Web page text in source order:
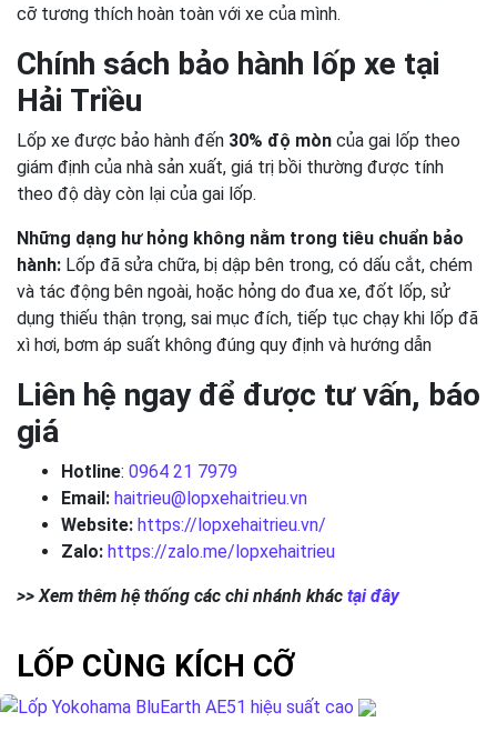
cỡ tương thích hoàn toàn với xe của mình.
Chính sách bảo hành lốp xe tại
Hải Triều
Lốp xe được bảo hành đến 30% độ mòn của gai lốp theo
giám định của nhà sản xuất, giá trị bồi thường được tính
theo độ dày còn lại của gai lốp.
Những dạng hư hỏng không nằm trong tiêu chuẩn bảo
hành: Lốp đã sửa chữa, bị dập bên trong, có dấu cắt, chém
và tác động bên ngoài, hoặc hỏng do đua xe, đốt lốp, sử
dụng thiếu thận trọng, sai mục đích, tiếp tục chạy khi lốp đã
xì hơi, bơm áp suất không đúng quy định và hướng dẫn
Liên hệ ngay để được tư vấn, báo
giá
Hotline: 0964 21 7979
Email: haitrieu@lopxehaitrieu.vn
Website: https://lopxehaitrieu.vn/
Zalo: https://zalo.me/lopxehaitrieu
>> Xem thêm hệ thống các chi nhánh khác tại đây
LỐP CÙNG KÍCH CỠ